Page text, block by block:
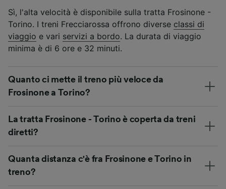
Sì, l'alta velocità è disponibile sulla tratta Frosinone -
Torino. I treni Frecciarossa offrono diverse classi di
viaggio e vari servizi a bordo. La durata di viaggio
minima è di 6 ore e 32 minuti.
Quanto ci mette il treno più veloce da
Frosinone a Torino?
La tratta Frosinone - Torino è coperta da treni
diretti?
Quanta distanza c'è fra Frosinone e Torino in
treno?